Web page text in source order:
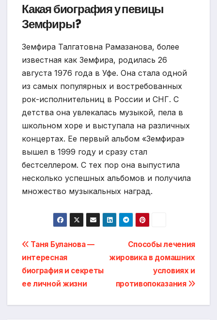
Какая биография у певицы
Земфиры?
Земфира Талгатовна Рамазанова, более
известная как Земфира, родилась 26
августа 1976 года в Уфе. Она стала одной
из самых популярных и востребованных
рок-исполнительниц в России и СНГ. С
детства она увлекалась музыкой, пела в
школьном хоре и выступала на различных
концертах. Ее первый альбом «Земфира»
вышел в 1999 году и сразу стал
бестселлером. С тех пор она выпустила
несколько успешных альбомов и получила
множество музыкальных наград.
Навигация
по
записям
Способы лечения
жировика в домашних
условиях и
противопоказания
Таня Буланова —
интересная
биография и секреты
ее личной жизни